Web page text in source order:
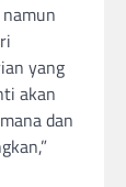
yang
akan
dan